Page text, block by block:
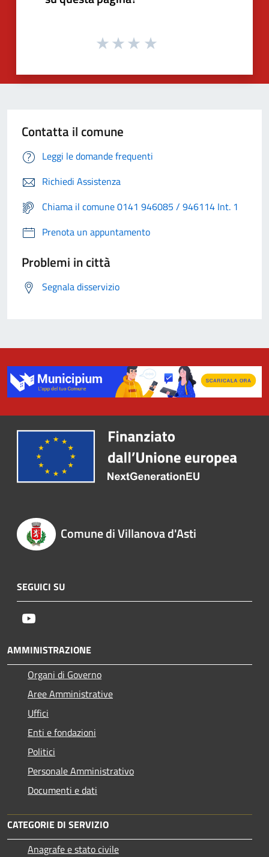
Contatta il comune
Leggi le domande frequenti
Richiedi Assistenza
Chiama il comune 0141 946085 / 946114 Int. 1
Prenota un appuntamento
Problemi in città
Segnala disservizio
Comune di Villanova d'Asti
SEGUICI SU
AMMINISTRAZIONE
Organi di Governo
Aree Amministrative
Uffici
Enti e fondazioni
Politici
Personale Amministrativo
Documenti e dati
CATEGORIE DI SERVIZIO
Anagrafe e stato civile